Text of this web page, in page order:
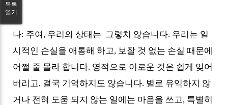
나: 주여 , 우리의 상태는 그렇치 않습니다. 우리는 일
시적인 손실을 애통해 하고, 보잘 것 없는 손실 때문에
어쩔 줄 몰라 합니다. 영적으로 이로운 것은 쉽게 잊어
버리고, 결국 기억하지도 않습니다. 별로 유익하지 않
거나 전혀 도움 되지 않는 일에는 마음을 쓰고, 특별히
목록
열기